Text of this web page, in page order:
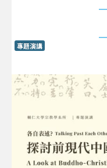
專題演講